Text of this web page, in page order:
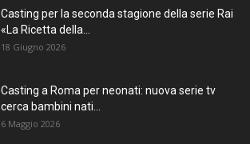
Casting per la seconda stagione della serie Rai
«La Ricetta della...
18 Giugno 2026
Casting a Roma per neonati: nuova serie tv
cerca bambini nati...
6 Maggio 2026